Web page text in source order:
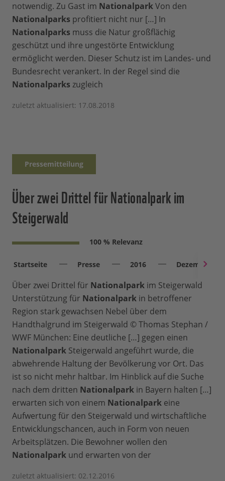
notwendig. Zu Gast im NationalparkVon den
Nationalparks profitiert nicht nur […] In
Nationalparks muss die Natur großflächig
geschützt und ihre ungestörte Entwicklung
ermöglicht werden. Dieser Schutz ist im Landes- und
Bundesrecht verankert. In der Regel sind die
Nationalparks zugleich
zuletzt aktualisiert: 17.08.2018
Pressemitteilung
Über zwei Drittel für Nationalpark im
Steigerwald
100 % Relevanz
Startseite Presse 2016 Dezember
Über zwei Drittel für Nationalpark im Steigerwald
Unterstützung für Nationalpark in betroffener
Region stark gewachsen Nebel über dem
Handthalgrund im Steigerwald © Thomas Stephan /
WWF München: Eine deutliche […] gegen einen
Nationalpark Steigerwald angeführt wurde, die
abwehrende Haltung der Bevölkerung vor Ort. Das
ist so nicht mehr haltbar. Im Hinblick auf die Suche
nach dem dritten Nationalpark in Bayern halten […]
erwarten sich von einem Nationalpark eine
Aufwertung für den Steigerwald und wirtschaftliche
Entwicklungschancen, auch in Form von neuen
Arbeitsplätzen. Die Bewohner wollen den
Nationalpark und erwarten von der
zuletzt aktualisiert: 02.12.2016